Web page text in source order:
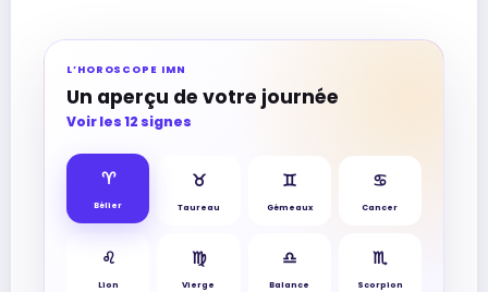
L’HOROSCOPE IMN
Un aperçu de votre journée
Voir les 12 signes
♈︎
Bélier
♉︎
Taureau
♊︎
Gémeaux
♋︎
Cancer
♌︎
Lion
♍︎
Vierge
♎︎
Balance
♏︎
Scorpion